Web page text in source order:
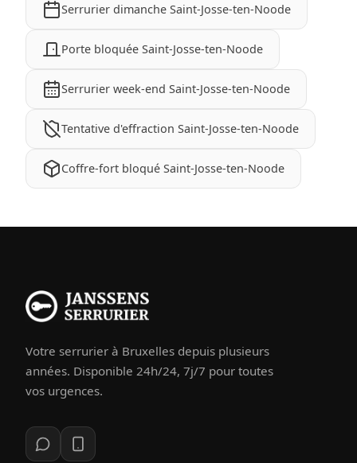
Serrurier dimanche Saint-Josse-ten-Noode
Porte bloquée Saint-Josse-ten-Noode
Serrurier week-end Saint-Josse-ten-Noode
Tentative d'effraction Saint-Josse-ten-Noode
Coffre-fort bloqué Saint-Josse-ten-Noode
Votre serrurier à Bruxelles depuis plusieurs
années. Disponible 24h/24, 7j/7 pour toutes
vos urgences.